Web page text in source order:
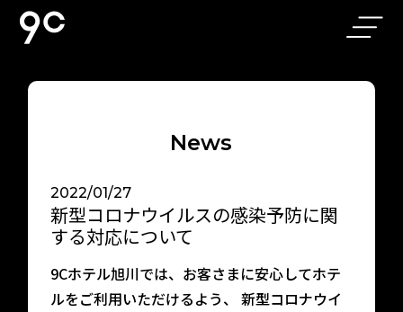
9C Cafe & Bar
｜旭川駅前の
落ち着いたカ
フェバー
お問い合わせ
News
2022/01/27
新型コロナウイルスの感染予防に関
する対応について
9Cホテル旭川では、お客さまに安心してホテ
ルをご利用いただけるよう、 新型コロナウイ